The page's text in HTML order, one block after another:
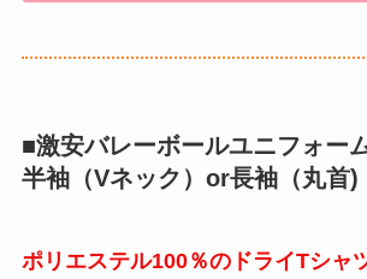
■激安バレーボールユニフォー
半袖（Vネック）or長袖（丸首)
ポリエステル100％のドライTシャ